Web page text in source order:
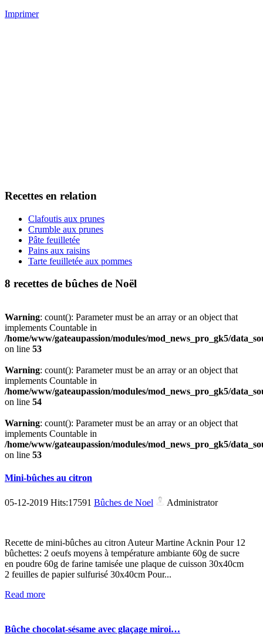
Imprimer
Recettes en relation
Clafoutis aux prunes
Crumble aux prunes
Pâte feuilletée
Pains aux raisins
Tarte feuilletée aux pommes
8 recettes de bûches de Noël
Warning: count(): Parameter must be an array or an object that
implements Countable in
/home/www/gateaupassion/modules/mod_news_pro_gk5/
on line 53
Warning: count(): Parameter must be an array or an object that
implements Countable in
/home/www/gateaupassion/modules/mod_news_pro_gk5/
on line 54
Warning: count(): Parameter must be an array or an object that
implements Countable in
/home/www/gateaupassion/modules/mod_news_pro_gk5/
on line 53
Mini-bûches au citron
05-12-2019 Hits:17591 Bûches de Noel Administrator
Recette de mini-bûches au citron Auteur Martine Acknin Pour 12
bûchettes: 2 oeufs moyens à température ambiante 60g de sucre
en poudre 60g de farine tamisée une plaque de cuisson 30x40cm
2 feuilles de papier sulfurisé 30x40cm Pour...
Read more
Bûche chocolat-sésame avec glaçage miroi…